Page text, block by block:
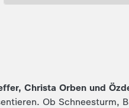
Christa Orben und
Ob Schneesturm,